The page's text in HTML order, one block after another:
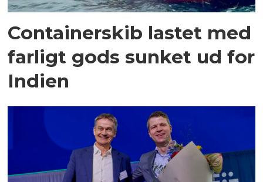
Containerskib lastet med
farligt gods sunket ud for
Indien